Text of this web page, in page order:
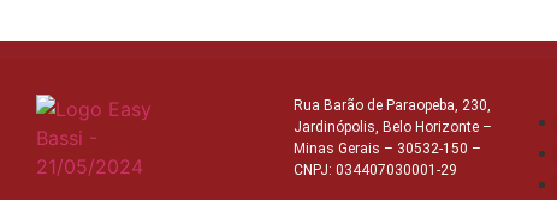
Rua Barão de Paraopeba, 230,
Jardinópolis, Belo Horizonte –
Minas Gerais – 30532-150 –
CNPJ: 034407030001-29